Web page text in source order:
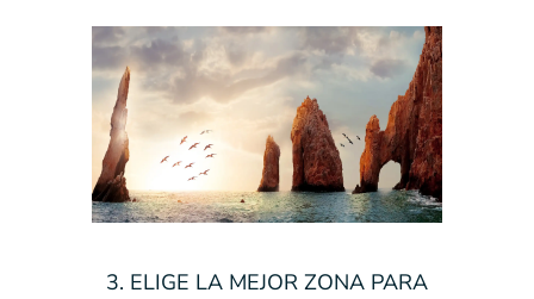
3. ELIGE LA MEJOR ZONA PARA